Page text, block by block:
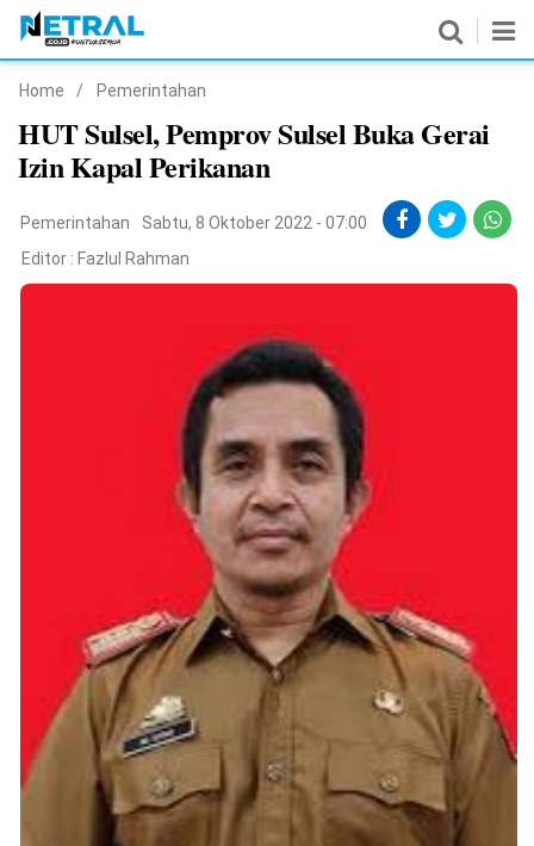
Nasional
Pemerintahan
Politik
Home / Pemerintahan
HUT Sulsel, Pemprov Sulsel Buka Gerai
Izin Kapal Perikanan
Pemerintahan
Sabtu, 8 Oktober 2022 - 07:00
Editor : Fazlul Rahman